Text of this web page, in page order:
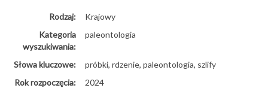
Rodzaj:
Krajowy
Kategoria
wyszukiwania:
paleontologia
Słowa kluczowe:
próbki, rdzenie, paleontologia, szlify
Rok rozpoczęcia:
2024